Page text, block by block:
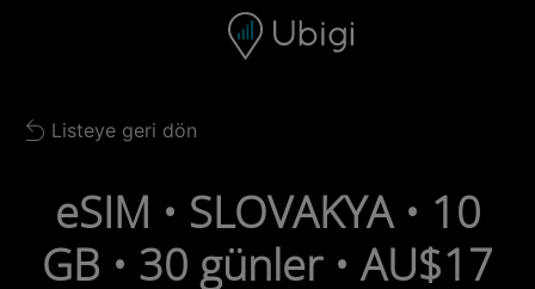
Gezinme çubuğu Alt bilgi
Back to list
Listeye geri dön
eSIM • SLOVAKYA • 10
GB • 30 günler • AU$17